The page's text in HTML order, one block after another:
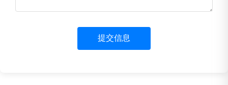
提交信息